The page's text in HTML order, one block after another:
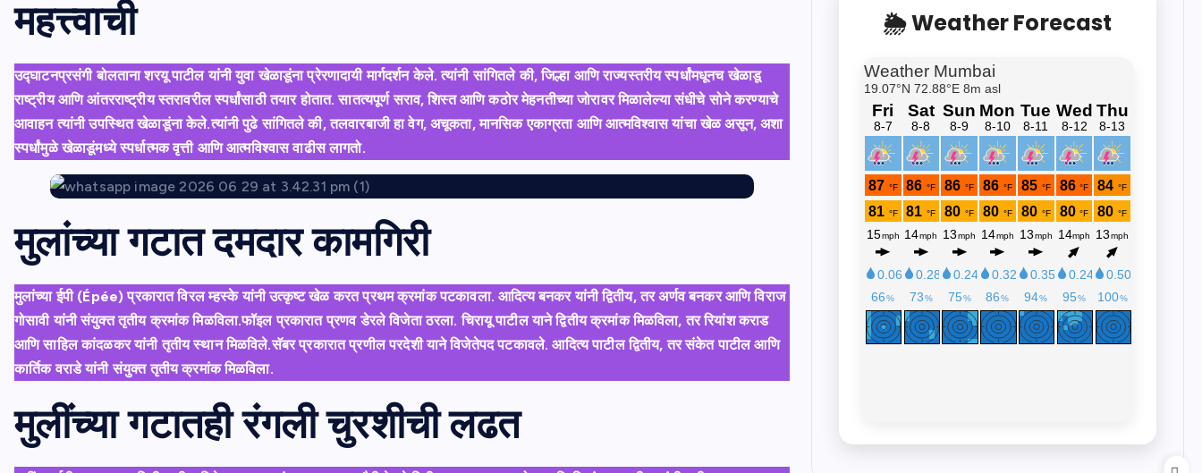
महत्त्वाची
उद्घाटनप्रसंगी बोलताना शरयू पाटील यांनी युवा खेळाडूंना प्रेरणादायी मार्गदर्शन केले. त्यांनी सांगितले की, जिल्हा आणि राज्यस्तरीय स्पर्धांमधूनच खेळाडू
राष्ट्रीय आणि आंतरराष्ट्रीय स्तरावरील स्पर्धांसाठी तयार होतात. सातत्यपूर्ण सराव, शिस्त आणि कठोर मेहनतीच्या जोरावर मिळालेल्या संधीचे सोने करण्याचे
आवाहन त्यांनी उपस्थित खेळाडूंना केले.त्यांनी पुढे सांगितले की, तलवारबाजी हा वेग, अचूकता, मानसिक एकाग्रता आणि आत्मविश्वास यांचा खेळ असून, अशा
स्पर्धांमुळे खेळाडूंमध्ये स्पर्धात्मक वृत्ती आणि आत्मविश्वास वाढीस लागतो.
मुलांच्या गटात दमदार कामगिरी
मुलांच्या ईपी (Épée) प्रकारात विरल म्हस्के यांनी उत्कृष्ट खेळ करत प्रथम क्रमांक पटकावला. आदित्य बनकर यांनी द्वितीय, तर अर्णव बनकर आणि विराज
गोसावी यांनी संयुक्त तृतीय क्रमांक मिळविला.फॉइल प्रकारात प्रणव डेरले विजेता ठरला. चिरायू पाटील याने द्वितीय क्रमांक मिळविला, तर रियांश कराड
आणि साहिल कांदळकर यांनी तृतीय स्थान मिळविले.सॅबर प्रकारात प्रणील परदेशी याने विजेतेपद पटकावले. आदित्य पाटील द्वितीय, तर संकेत पाटील आणि
कार्तिक वराडे यांनी संयुक्त तृतीय क्रमांक मिळविला.
मुलींच्या गटातही रंगली चुरशीची लढत
🌦 Weather Forecast